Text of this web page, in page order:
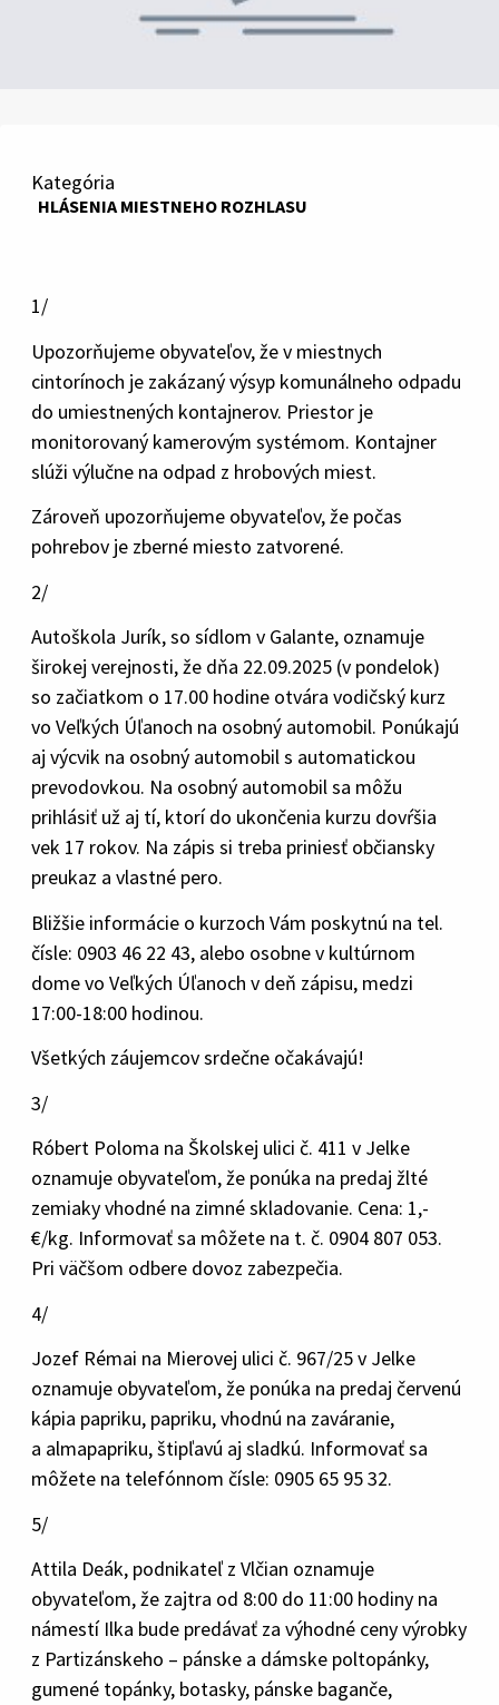
Kategória
HLÁSENIA MIESTNEHO ROZHLASU
1/
Upozorňujeme obyvateľov, že v miestnych
cintorínoch je zakázaný výsyp komunálneho odpadu
do umiestnených kontajnerov. Priestor je
monitorovaný kamerovým systémom. Kontajner
slúži výlučne na odpad z hrobových miest.
Zároveň upozorňujeme obyvateľov, že počas
pohrebov je zberné miesto zatvorené.
2/
Autoškola Jurík, so sídlom v Galante, oznamuje
širokej verejnosti, že dňa 22.09.2025 (v pondelok)
so začiatkom o 17.00 hodine otvára vodičský kurz
vo Veľkých Úľanoch na osobný automobil. Ponúkajú
aj výcvik na osobný automobil s automatickou
prevodovkou. Na osobný automobil sa môžu
prihlásiť už aj tí, ktorí do ukončenia kurzu dovŕšia
vek 17 rokov. Na zápis si treba priniesť občiansky
preukaz a vlastné pero.
Bližšie informácie o kurzoch Vám poskytnú na tel.
čísle: 0903 46 22 43, alebo osobne v kultúrnom
dome vo Veľkých Úľanoch v deň zápisu, medzi
17:00-18:00 hodinou.
Všetkých záujemcov srdečne očakávajú!
3/
Róbert Poloma na Školskej ulici č. 411 v Jelke
oznamuje obyvateľom, že ponúka na predaj žlté
zemiaky vhodné na zimné skladovanie. Cena: 1,-
€/kg. Informovať sa môžete na t. č. 0904 807 053.
Pri väčšom odbere dovoz zabezpečia.
4/
Jozef Rémai na Mierovej ulici č. 967/25 v Jelke
oznamuje obyvateľom, že ponúka na predaj červenú
kápia papriku, papriku, vhodnú na zaváranie,
a almapapriku, štipľavú aj sladkú. Informovať sa
môžete na telefónnom čísle: 0905 65 95 32.
5/
Attila Deák, podnikateľ z Vlčian oznamuje
obyvateľom, že zajtra od 8:00 do 11:00 hodiny na
námestí Ilka bude predávať za výhodné ceny výrobky
z Partizánskeho – pánske a dámske poltopánky,
gumené topánky, botasky, pánske baganče,